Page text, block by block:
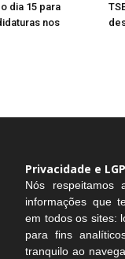
dia 15 para
nos
Privacidade e
Nós respeitamos
informações que
em todos os sites:
para fins
tranquilo ao